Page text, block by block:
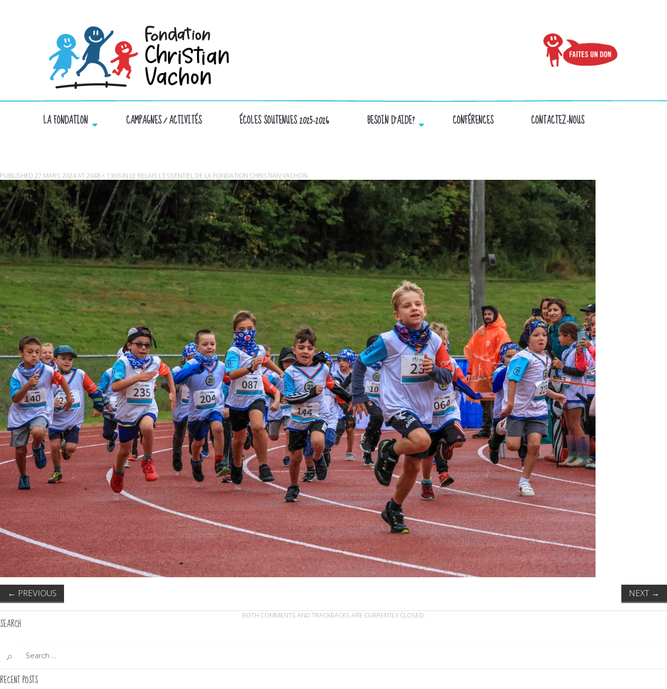
LA FONDATION CAMPAGNES / ACTIVITÉS ÉCOLES SOUTENUES 2025-2026 BESOIN D’AIDE? CONFÉRENCES CONTACTEZ-NOUS
PUBLISHED 27 MARS 2024AT2048 × 1365 IN LE RELAIS L’ESSENTIEL DE LA FONDATION CHRISTIAN VACHON
← PREVIOUS NEXT →
BOTH COMMENTS AND TRACKBACKS ARE CURRENTLY CLOSED.
SEARCH
for:
RECENT POSTS